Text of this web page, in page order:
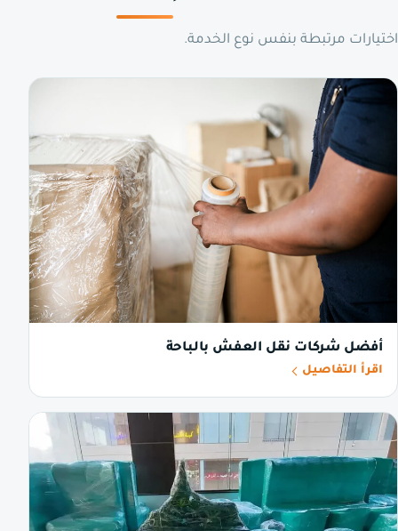
اختيارات مرتبطة بنفس نوع الخدمة.
أفضل شركات نقل العفش بالباحة
اقرأ التفاصيل